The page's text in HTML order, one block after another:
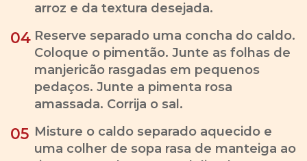
arroz e da textura desejada.
04 Reserve separado uma concha do caldo.
Coloque o pimentão. Junte as folhas de
manjericão rasgadas em pequenos
pedaços. Junte a pimenta rosa
amassada. Corrija o sal.
05 Misture o caldo separado aquecido e
uma colher de sopa rasa de manteiga ao